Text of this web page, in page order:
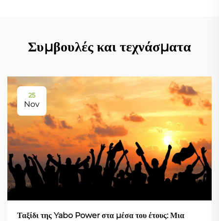
Συμβουλές και τεχνάσματα
25
Nov
Ταξίδι της Yabo Power στα μέσα του έτους: Μια